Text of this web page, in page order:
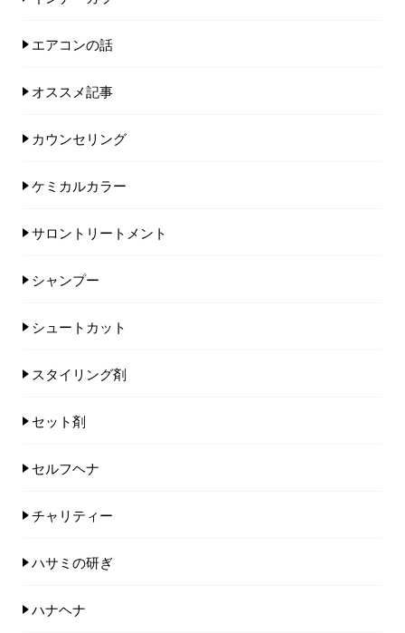
エアコンの話
オススメ記事
カウンセリング
ケミカルカラー
サロントリートメント
シャンプー
シュートカット
スタイリング剤
セット剤
セルフヘナ
チャリティー
ハサミの研ぎ
ハナヘナ